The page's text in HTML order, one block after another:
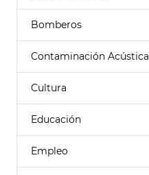
Bomberos
Contaminación Acústica
Cultura
Educación
Empleo